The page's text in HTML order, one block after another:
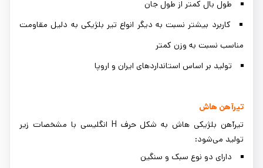
طول بال کمتر از طول جان
کاربرد بیشتر نسبت به دیگر انواع تیر بلژیکی به دلیل مقاومت
مناسب نسبت به وزن کمتر
تولید بر اساس استانداردهای ایران و اروپا
تیرآهن هاش
تیرآهن بلژیکی هاش به شکل حرف H انگلیسی با مشخصات زیر
تولید می‌شود:
دارای دو نوع سبک و سنگین